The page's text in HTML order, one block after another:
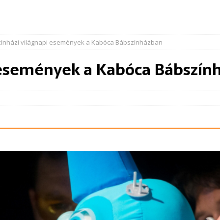
világnapi események a Kabóca Bábszínházban
a Kabóca